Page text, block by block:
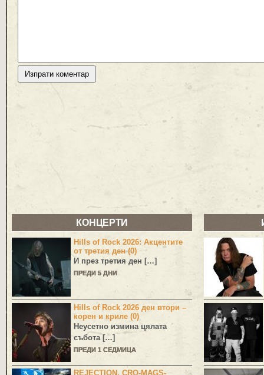
КОНЦЕРТИ
Hills of Rock 2026: Акцентите
от третия ден (0)
И през третия ден […]
ПРЕДИ 5 ДНИ
Hills of Rock 2026 ден втори –
корен и криле (0)
Неусетно измина цялата
събота […]
ПРЕДИ 1 СЕДМИЦА
REJECTION, CRO-MAGS-